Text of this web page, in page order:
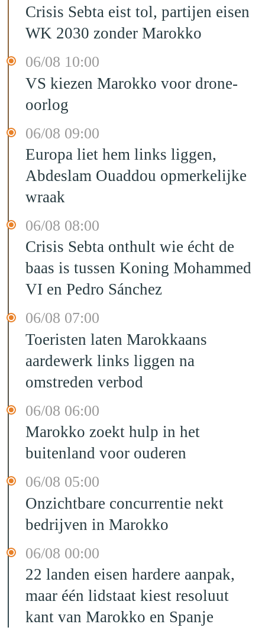
Crisis Sebta eist tol, partijen eisen
WK 2030 zonder Marokko
06/08 10:00
VS kiezen Marokko voor drone-
oorlog
06/08 09:00
Europa liet hem links liggen,
Abdeslam Ouaddou opmerkelijke
wraak
06/08 08:00
Crisis Sebta onthult wie écht de
baas is tussen Koning Mohammed
VI en Pedro Sánchez
06/08 07:00
Toeristen laten Marokkaans
aardewerk links liggen na
omstreden verbod
06/08 06:00
Marokko zoekt hulp in het
buitenland voor ouderen
06/08 05:00
Onzichtbare concurrentie nekt
bedrijven in Marokko
06/08 00:00
22 landen eisen hardere aanpak,
maar één lidstaat kiest resoluut
kant van Marokko en Spanje